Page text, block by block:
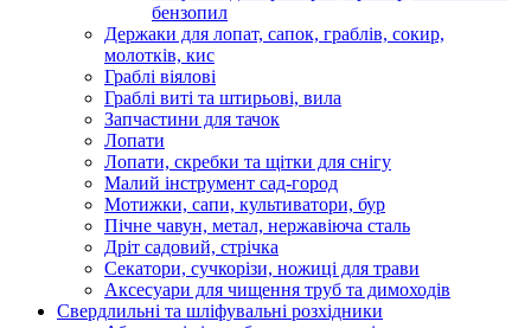
бензопил
Держаки для лопат, сапок, граблів, сокир,
молотків, кис
Граблі віялові
Граблі виті та штирьові, вила
Запчастини для тачок
Лопати
Лопати, скребки та щітки для снігу
Малий інструмент сад-город
Мотижки, сапи, культиватори, бур
Пічне чавун, метал, нержавіюча сталь
Дріт садовий, стрічка
Секатори, сучкорізи, ножиці для трави
Аксесуари для чищення труб та димоходів
Свердлильні та шліфувальні розхідники